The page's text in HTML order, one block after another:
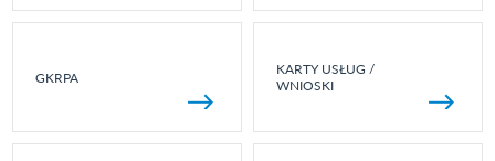
GKRPA
KARTY USŁUG /
WNIOSKI